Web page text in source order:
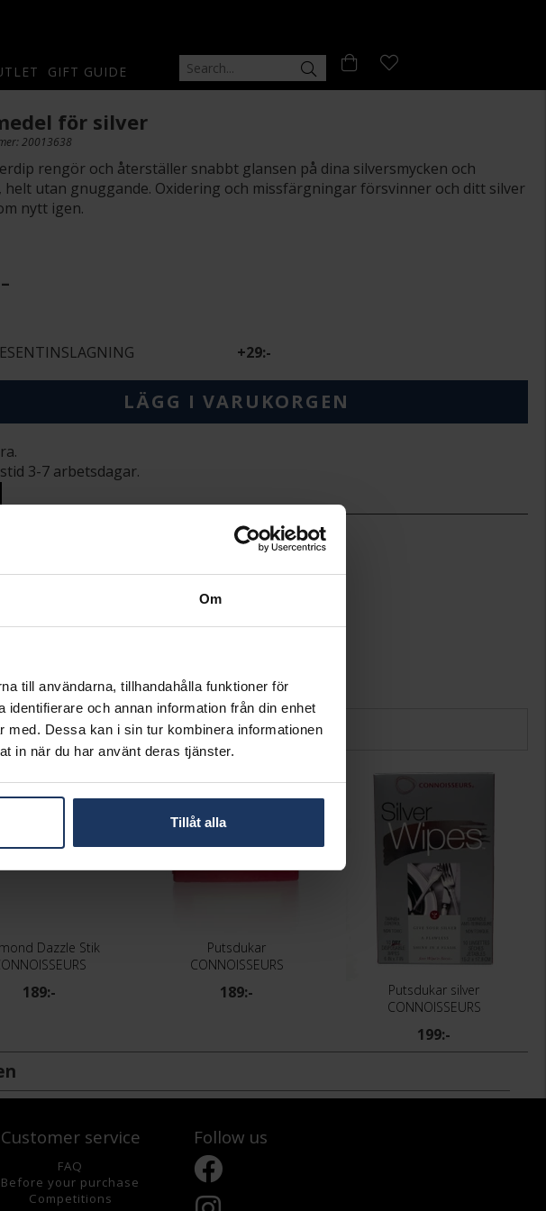
Om
till användarna, tillhandahålla funktioner för
och annan information från din enhet
Dessa kan i sin tur kombinera informationen
in när du har använt deras tjänster.
Tillåt alla
GIFT GUIDE
för silver
20013638
rengör och återställer snabbt glansen på dina silversmycken och
helt utan gnuggande. Oxidering och missfärgningar försvinner och ditt silver
nytt igen.
+29:-
LÄGG I VARUKORGEN
3-7 arbetsdagar.
varianter
Dazzle Stik
189:-
Putsdukar
CONNOISSEURS
189:-
Putsdukar silver
CONNOISSEURS
199:-
Customer service
FAQ
Before your purchase
Competitions
Follow us